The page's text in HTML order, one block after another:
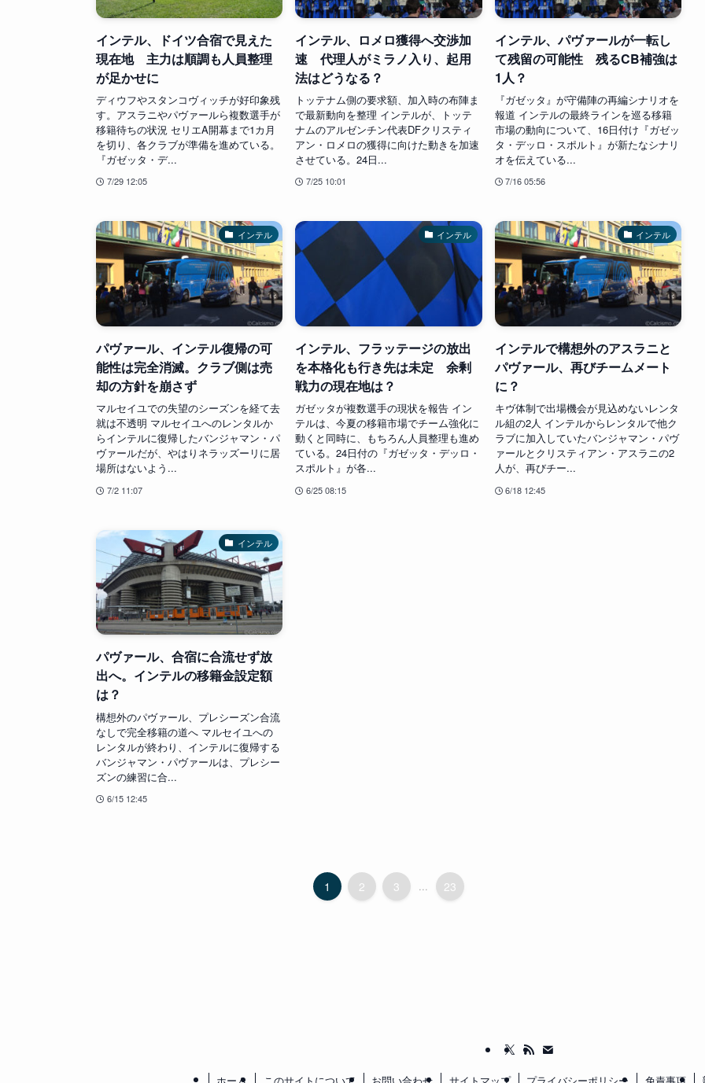
インテル、ドイツ合宿で見えた
現在地 主力は順調も人員整理
が足かせに
ディウフやスタンコヴィッチが好印象残
す。アスラニやパヴァールら複数選手が
移籍待ちの状況 セリエA開幕まで1カ月
を切り、各クラブが準備を進めている。
『ガゼッタ・デ...
7/29 12:05
インテル、ロメロ獲得へ交渉加
速 代理人がミラノ入り、起用
法はどうなる？
トッテナム側の要求額、加入時の布陣ま
で最新動向を整理 インテルが、トッテ
ナムのアルゼンチン代表DFクリスティ
アン・ロメロの獲得に向けた動きを加速
させている。24日...
7/25 10:01
インテル、パヴァールが一転し
て残留の可能性 残るCB補強は
1人？
『ガゼッタ』が守備陣の再編シナリオを
報道 インテルの最終ラインを巡る移籍
市場の動向について、16日付け『ガゼッ
タ・デッロ・スポルト』が新たなシナリ
オを伝えている...
7/16 05:56
インテル
パヴァール、インテル復帰の可
能性は完全消滅。クラブ側は売
却の方針を崩さず
マルセイユでの失望のシーズンを経て去
就は不透明 マルセイユへのレンタルか
らインテルに復帰したバンジャマン・パ
ヴァールだが、やはりネラッズーリに居
場所はないよう...
7/2 11:07
インテル
インテル、フラッテージの放出
を本格化も行き先は未定 余剰
戦力の現在地は？
ガゼッタが複数選手の現状を報告 イン
テルは、今夏の移籍市場でチーム強化に
動くと同時に、もちろん人員整理も進め
ている。24日付の『ガゼッタ・デッロ・
スポルト』が各...
6/25 08:15
インテル
インテルで構想外のアスラニと
パヴァール、再びチームメート
に？
キヴ体制で出場機会が見込めないレンタ
ル組の2人 インテルからレンタルで他ク
ラブに加入していたバンジャマン・パヴ
ァールとクリスティアン・アスラニの2
人が、再びチー...
6/18 12:45
インテル
パヴァール、合宿に合流せず放
出へ。インテルの移籍金設定額
は？
構想外のパヴァール、プレシーズン合流
なしで完全移籍の道へ マルセイユへの
レンタルが終わり、インテルに復帰する
バンジャマン・パヴァールは、プレシー
ズンの練習に合...
6/15 12:45
1 2 3 ... 23